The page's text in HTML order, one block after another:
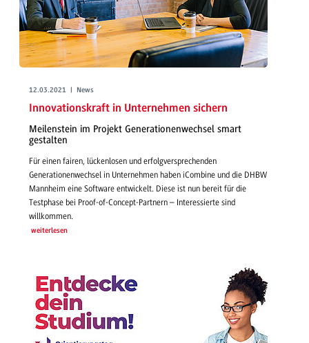
12.03.2021 | News
Innovationskraft in Unternehmen sichern
Meilenstein im Projekt Generationenwechsel smart
gestalten
Für einen fairen, lückenlosen und erfolgversprechenden
Generationenwechsel in Unternehmen haben iCombine und die DHBW
Mannheim eine Software entwickelt. Diese ist nun bereit für die
Testphase bei Proof-of-Concept-Partnern – Interessierte sind
willkommen.
weiterlesen